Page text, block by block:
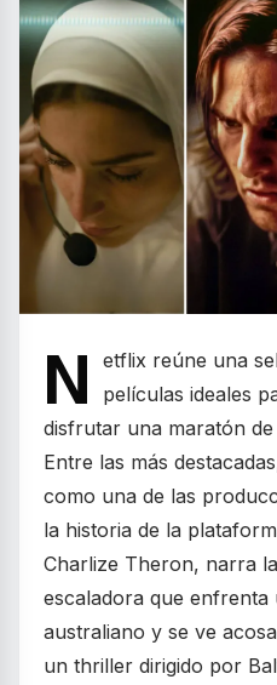
N
etflix reúne una
películas ideales
disfrutar una maratón
Entre las más
como una de las
la historia de la
Charlize Theron, narra
escaladora que enfrenta
australiano y se ve
un thriller dirigido por